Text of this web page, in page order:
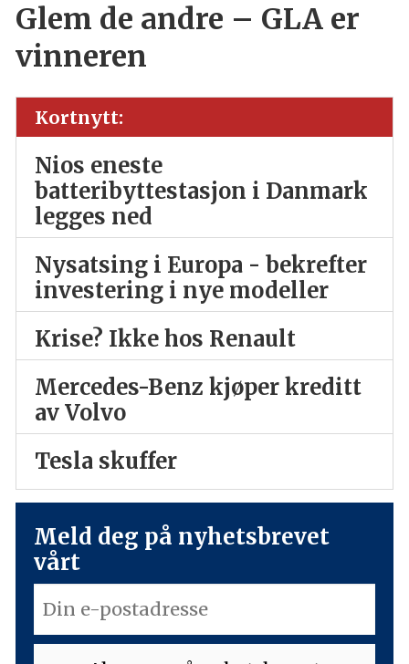
Glem de andre – GLA er
vinneren
Kortnytt:
Nios eneste
batteribyttestasjon i Danmark
legges ned
Nysatsing i Europa - bekrefter
investering i nye modeller
Krise? Ikke hos Renault
Mercedes-Benz kjøper kreditt
av Volvo
Tesla skuffer
Meld deg på nyhetsbrevet
vårt